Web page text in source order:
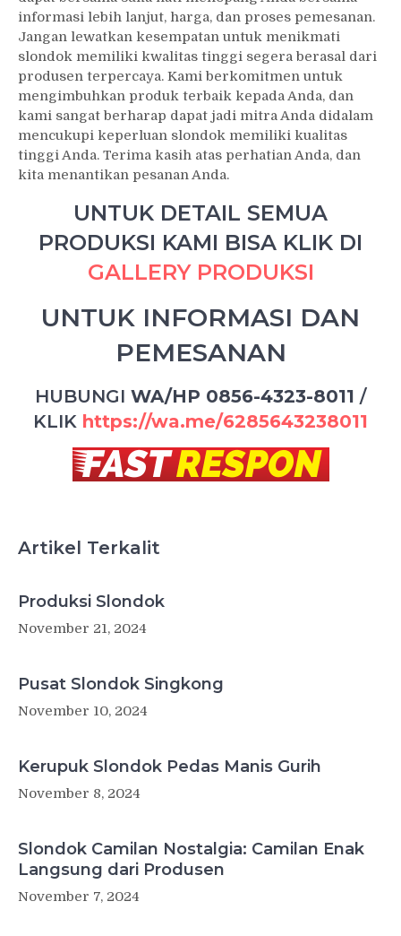
informasi lebih lanjut, harga, dan proses pemesanan.
Jangan lewatkan kesempatan untuk menikmati
slondok memiliki kwalitas tinggi segera berasal dari
produsen terpercaya. Kami berkomitmen untuk
mengimbuhkan produk terbaik kepada Anda, dan
kami sangat berharap dapat jadi mitra Anda didalam
mencukupi keperluan slondok memiliki kualitas
tinggi Anda. Terima kasih atas perhatian Anda, dan
kita menantikan pesanan Anda.
UNTUK DETAIL SEMUA
PRODUKSI KAMI BISA KLIK DI
GALLERY PRODUKSI
UNTUK INFORMASI DAN
PEMESANAN
HUBUNGI WA/HP 0856-4323-8011 /
KLIK https://wa.me/6285643238011
Artikel Terkalit
Produksi Slondok
November 21, 2024
Pusat Slondok Singkong
November 10, 2024
Kerupuk Slondok Pedas Manis Gurih
November 8, 2024
Slondok Camilan Nostalgia: Camilan Enak
Langsung dari Produsen
November 7, 2024